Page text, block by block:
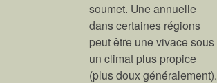
soumet. Une annuelle
dans certaines régions
peut être une vivace sous
un climat plus propice
(plus doux généralement).